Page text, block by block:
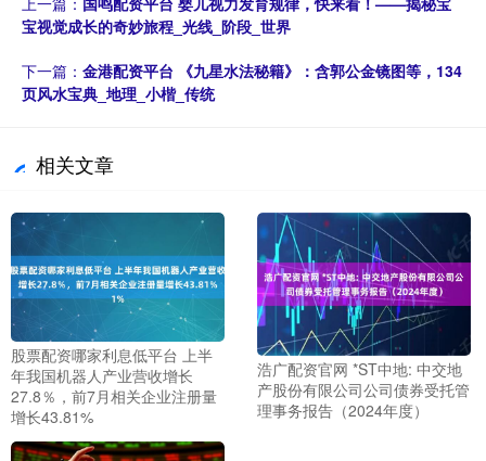
宝视觉成长的奇妙旅程_光线_阶段_世界
下一篇： 金港配资平台 《九星水法秘籍》：含郭公金镜图等，134
页风水宝典_地理_小楷_传统
相关文章
股票配资哪家利息低平台 上半
年我国机器人产业营收增长
27.8％，前7月相关企业注册量
增长43.81%
浩广配资官网 *ST中地: 中交地
产股份有限公司公司债券受托管
理事务报告（2024年度）